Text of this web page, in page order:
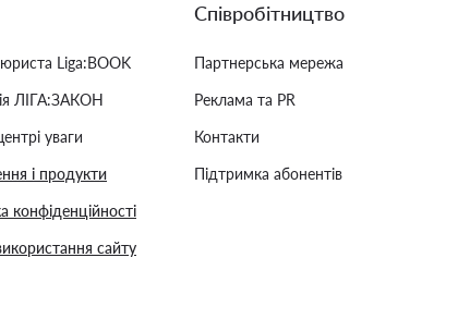
Liga:BOOK
ЛІГА:ЗАКОН
уваги
і продукти
конфіденційності
сайту
Співробітництво
Партнерська мережа
Реклама та PR
Контакти
Підтримка абонентів